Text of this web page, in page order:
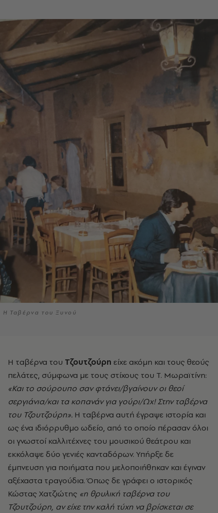
Η Ταβέρνα του Ξυνού
Η ταβέρνα του Τζουτζούρη είχε ακόμη και τους θεούς
πελάτες, σύμφωνα με τους στίχους του Τ. Μωραϊτίνη:
«Και το σούρουπο σαν φτάνει/βγαίνουν οι θεοί
σεργιάνια/και τα κοπανάν για γούρι/Ωχ! Στην ταβέρνα
του Τζουτζούρη». Η ταβέρνα αυτή έγραψε ιστορία και
ως ένα ιδιόρρυθμο ωδείο, από το οποίο πέρασαν όλοι
οι γνωστοί καλλιτέχνες του μουσικού θεάτρου και
εκκόλαψε δύο γενιές κανταδόρων. Υπήρξε δε
έμπνευση για ποιήματα που μελοποιήθηκαν και έγιναν
αξέχαστα τραγούδια. Όπως δε γράφει ο ιστορικός
Κώστας Χατζιώτης «η θρυλική ταβέρνα του
Τζουτζούρη, αν είχε την καλή τύχη να βρίσκεται σε